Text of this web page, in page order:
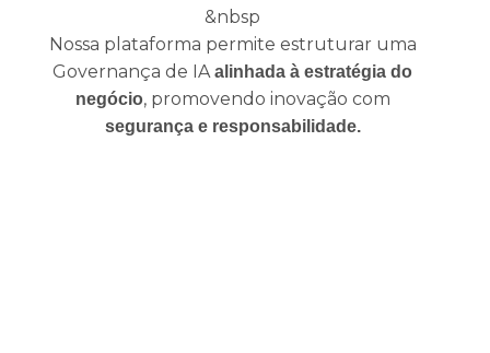
&nbsp
Nossa plataforma permite estruturar uma
Governança de IA alinhada à estratégia do
negócio, promovendo inovação com
segurança e responsabilidade.